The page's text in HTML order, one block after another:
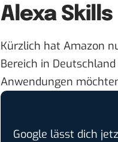
Alexa Skills
Kürzlich hat Amazon
Bereich in
Anwendungen
Google lässt dich